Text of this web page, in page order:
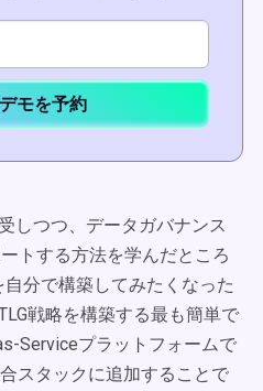
モを予約
しつつ、データガバナンス
トする方法を学んだところ
分で構築してみたくなった
戦略を構築する最も簡単で
Serviceプラットフォームで
スタックに追加することで